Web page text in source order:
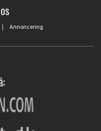
| Annoncering